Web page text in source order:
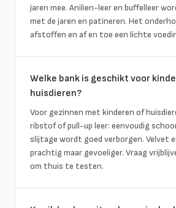
jaren mee. Anilien-leer en buffelleer
met de jaren en patineren. Het
afstoffen en af en toe een lichte
Welke bank is geschikt voor
huisdieren?
Voor gezinnen met kinderen of
ribstof of pull-up leer: eenvoudig
slijtage wordt goed verborgen. Velvet
prachtig maar gevoeliger. Vraag
om thuis te testen.